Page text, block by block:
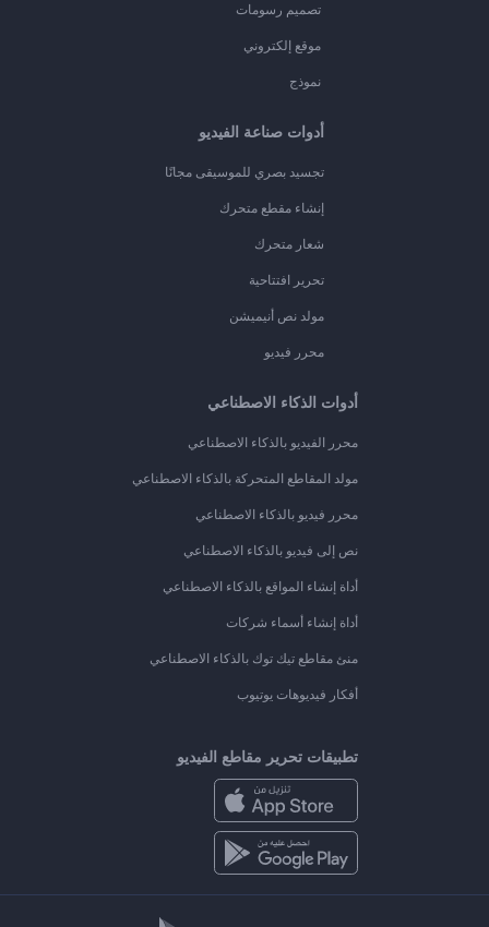
تصميم رسومات
موقع إلكتروني
نموذج
أدوات صناعة الفيديو
تجسيد بصري للموسيقى مجانًا
إنشاء مقطع متحرك
شعار متحرك
تحرير افتتاحية
مولد نص أنيميشن
محرر فيديو
أدوات الذكاء الاصطناعي
محرر الفيديو بالذكاء الاصطناعي
مولد المقاطع المتحركة بالذكاء الاصطناعي
محرر فيديو بالذكاء الاصطناعي
نص إلى فيديو بالذكاء الاصطناعي
أداة إنشاء المواقع بالذكاء الاصطناعي
أداة إنشاء أسماء شركات
منئ مقاطع تيك توك بالذكاء الاصطناعي
أفكار فيديوهات يوتيوب
تطبيقات تحرير مقاطع الفيديو